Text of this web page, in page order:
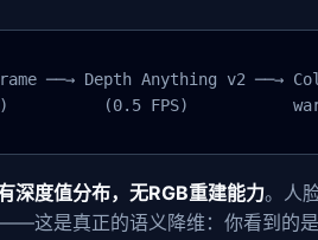
──→ Depth Anything v2 ──→
(0.5 FPS)
深度值分布，无RGB重建能力。人
这是真正的语义降维：你看到的是